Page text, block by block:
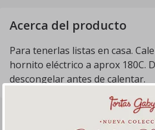
Acerca del producto
Para tenerlas listas en casa.
hornito eléctrico a aprox 180C.
descongelar antes de calentar.
Productos relacionados